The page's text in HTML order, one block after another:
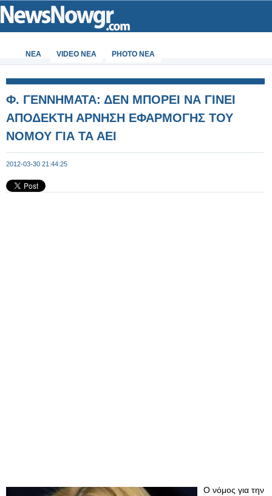
ΝΕΑ VIDEO NEA PHOTO NEA
Φ. ΓΕΝΝΗΜΑΤΑ: ΔΕΝ ΜΠΟΡΕΙ ΝΑ ΓΙΝΕΙ
ΑΠΟΔΕΚΤΗ ΑΡΝΗΣΗ ΕΦΑΡΜΟΓΗΣ ΤΟΥ
ΝΟΜΟΥ ΓΙΑ ΤΑ ΑΕΙ
2012-03-30 21:44:25
Ο νόμος για την